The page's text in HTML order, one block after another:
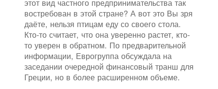
этот вид частного предпринимательства так
востребован в этой стране? А вот это Вы зря
даёте, нельзя птицам еду со своего стола.
Кто-то считает, что она уверенно растет, кто-
то уверен в обратном. По предварительной
информации, Еврогруппа обсуждала на
заседании очередной финансовый транш для
Греции, но в более расширенном объеме.